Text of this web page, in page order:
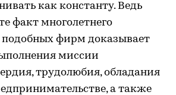
как константу. Ведь
факт многолетнего
подобных фирм доказывает
миссии
трудолюбия, обладания
а также